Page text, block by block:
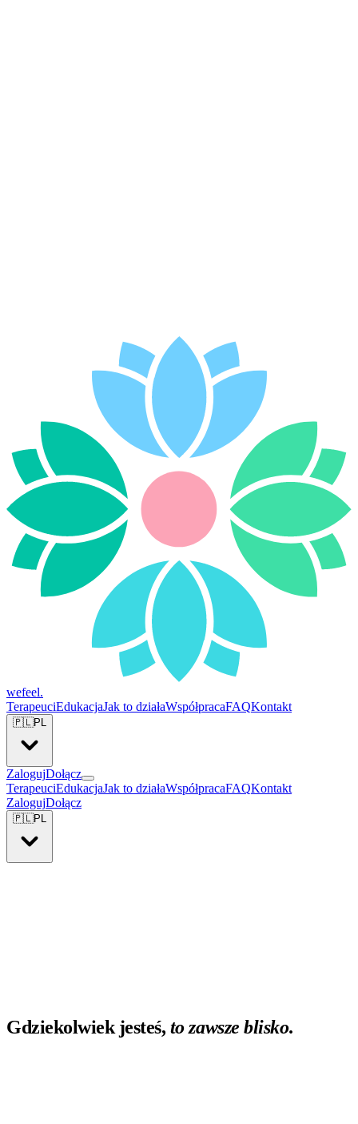
wefeel.
TerapeuciEdukacjaJak to działaWspółpracaFAQKontakt
🇵🇱PL
ZalogujDołącz
TerapeuciEdukacjaJak to działaWspółpracaFAQKontakt
ZalogujDołącz
🇵🇱PL
Gdziekolwiek jesteś, to zawsze blisko.